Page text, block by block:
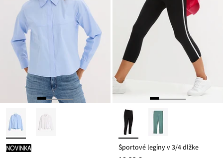
novinka Športové legíny v 3/4 dĺžke